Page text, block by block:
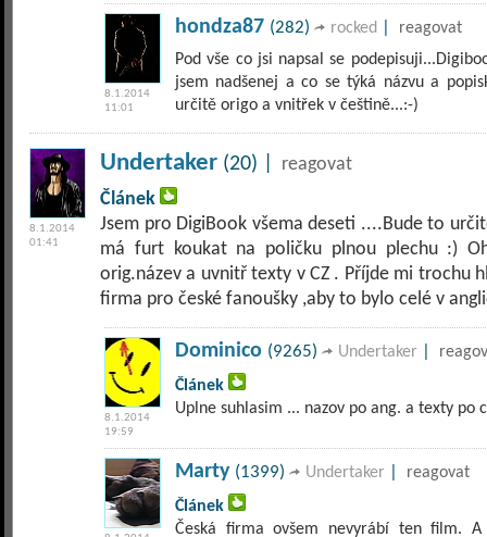
8.1.2014
11:01
hondza87 (282) rocked
reagovat
Pod vše co jsi napsal se
jsem nadšenej a co se týká názvu a
určitě origo a vnitřek v češtině...:-)
8.1.2014
01:41
Undertaker (20) |
reagovat
Článek
Jsem pro DigiBook všema deseti ....Bude to
má furt koukat na poličku plnou plechu :)
orig.název a uvnitř texty v CZ . Příjde mi trochu
firma pro české fanoušky ,aby to bylo celé v
8.1.2014
19:59
Dominico (9265) Undertaker
Článek
Uplne suhlasim ... nazov po ang. a texty po
Marty (1399) Undertaker
reagovat
Článek
Česká firma ovšem nevyrábí ten film.